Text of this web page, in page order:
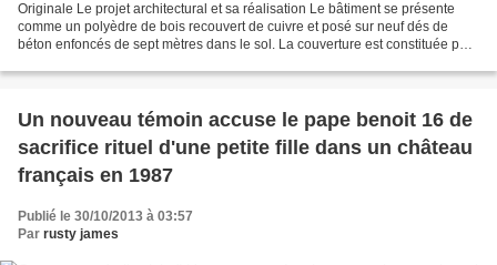
Originale Le projet architectural et sa réalisation Le bâtiment se présente
comme un polyèdre de bois recouvert de cuivre et posé sur neuf dés de
béton enfoncés de sept mètres dans le sol. La couverture est constituée par
Un nouveau témoin accuse le pape benoit 16 de
sacrifice rituel d'une petite fille dans un château
français en 1987
Publié le 30/10/2013 à 03:57
Par rusty james